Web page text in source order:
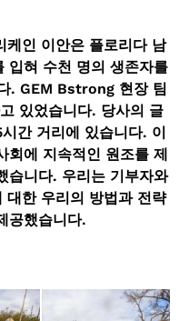
인 이안은 플로리다 남
입혀 수천 명의 생존자를
. GEM Bstrong 현장 팀
있었습니다. 당사의 글
간 거리에 있습니다. 이
회에 지속적인 원조를 제
습니다. 우리는 기부자와
대한 우리의 방법과 전략
공했습니다.